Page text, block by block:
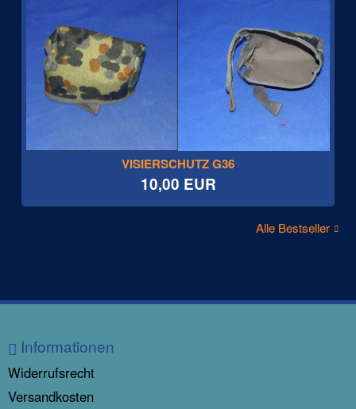
VISIERSCHUTZ G36
10,00 EUR
Alle Bestseller
Informationen
Widerrufsrecht
Versandkosten